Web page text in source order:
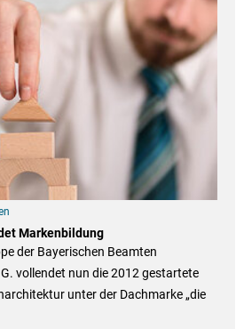
Markenbildung
der Bayerischen Beamten
vollendet nun die 2012 gestartete
unter der Dachmarke „die